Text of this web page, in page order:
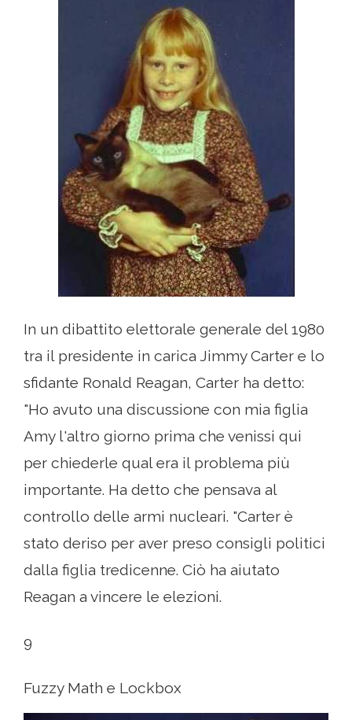
In un dibattito elettorale generale del 1980
tra il presidente in carica Jimmy Carter e lo
sfidante Ronald Reagan, Carter ha detto:
"Ho avuto una discussione con mia figlia
Amy l'altro giorno prima che venissi qui
per chiederle qual era il problema più
importante. Ha detto che pensava al
controllo delle armi nucleari. "Carter è
stato deriso per aver preso consigli politici
dalla figlia tredicenne. Ciò ha aiutato
Reagan a vincere le elezioni.
9
Fuzzy Math e Lockbox